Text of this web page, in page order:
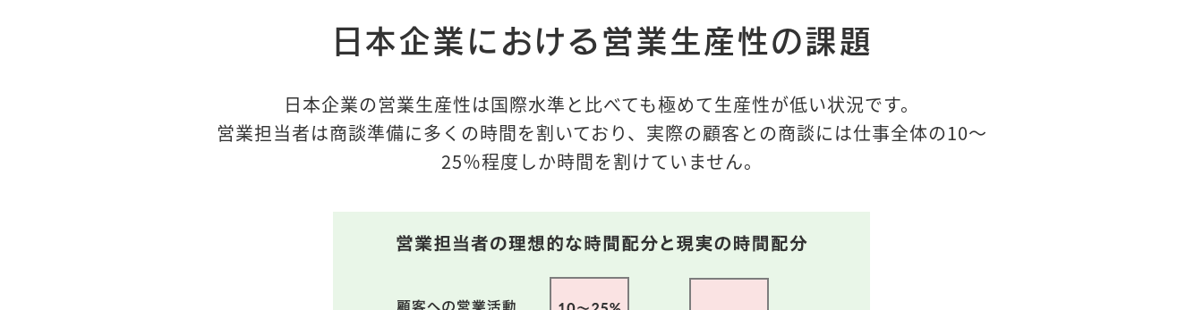
日本企業における営業生産性の課題
日本企業の営業生産性は国際水準と比べても極めて生産性が低い状況です。
営業担当者は商談準備に多くの時間を割いており、実際の顧客との商談には仕事全体の10～
25％程度しか時間を割けていません。